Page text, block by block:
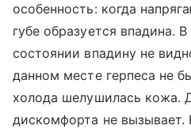
особенность: когда
губе образуется впадина.
состоянии впадину не
данном месте герпеса не
холода шелушилась кожа.
дискомфорта не